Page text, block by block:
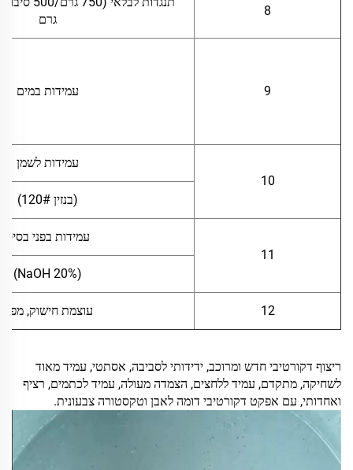
8
גרם
9 עמידות במים
10
עמידות לשמן
(בנזין 120#)
11
עמידות בפני בסיס
(NaOH 20%)
12 עוצמת חישוק, מפא
ריצוף דקורטיבי חדש ומרוכב, ידידותי לסביבה, אסתטי, עמיד מאוד
לשחיקה, מתקדם, עמיד ללחצים, הצמדה מעולה, עמיד לכתמים, רציף
ואחדותי, עם אפקט דקורטיבי דומה לאבן וטקסטורה צבעונית.